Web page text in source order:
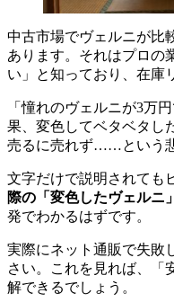
中古市場でヴェルニが比
あります。それはプロの
い」と知っており、在庫
「憧れのヴェルニが3万
果、変色してベタベタし
売るに売れず……という
文字だけで説明されても
際の「変色したヴェルニ
発でわかるはずです。
実際にネット通販で失敗
さい。これを見れば、「
解できるでしょう。